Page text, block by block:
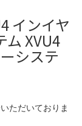
インイヤ
XVU4
システ
ただいておりま